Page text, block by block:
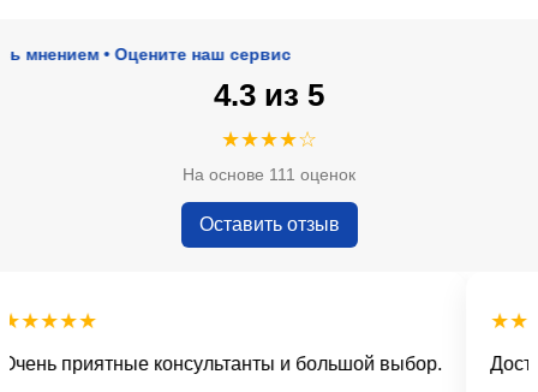
• Оцените наш сервис
4.3 из 5
★★★★☆
На основе 111 оценок
Оставить отзыв
приятные консультанты и большой выбор.